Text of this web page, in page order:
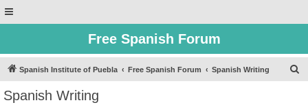
Free Spanish Forum
Spanish Institute of Puebla Free Spanish Forum Spanish Writing
Spanish Writing